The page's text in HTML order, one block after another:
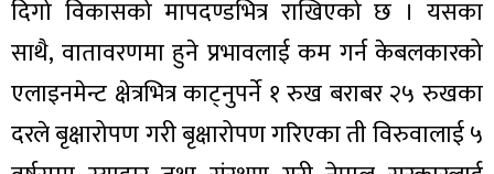
दिगो विकासको मापदण्डभित्र राखिएको छ । यसका
साथै, वातावरणमा हुने प्रभावलाई कम गर्न केबलकारको
एलाइनमेन्ट क्षेत्रभित्र काट्नुपर्ने १ रुख बराबर २५ रुखका
दरले बृक्षारोपण गरी बृक्षारोपण गरिएका ती विरुवालाई ५